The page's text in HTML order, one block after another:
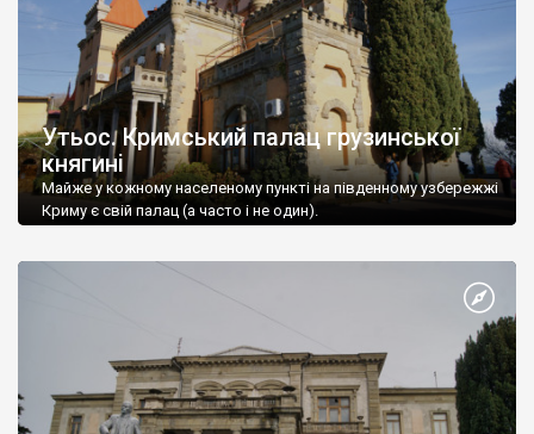
Утьос. Кримський палац грузинської
княгині
Майже у кожному населеному пункті на південному узбережжі
Криму є свій палац (а часто і не один).